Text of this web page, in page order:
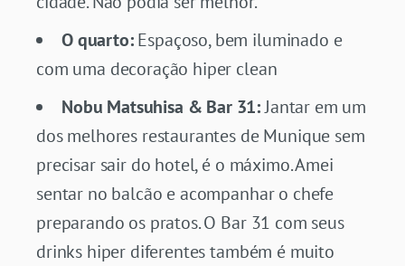
O quarto:Espaçoso, bem iluminado e
com uma decoração hiper clean
Nobu Matsuhisa & Bar 31:Jantar em um
dos melhores restaurantes de Munique sem
precisar sair do hotel, é o máximo. Amei
sentar no balcão e acompanhar o chefe
preparando os pratos. O Bar 31 com seus
drinks hiper diferentes também é muito